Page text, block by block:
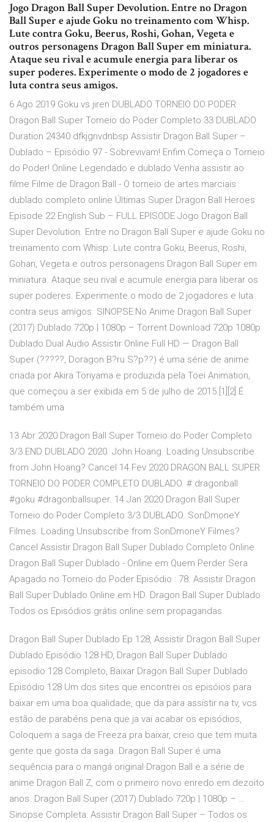
Jogo Dragon Ball Super Devolution. Entre no Dragon
Ball Super e ajude Goku no treinamento com Whisp.
Lute contra Goku, Beerus, Roshi, Gohan, Vegeta e
outros personagens Dragon Ball Super em miniatura.
Ataque seu rival e acumule energia para liberar os
super poderes. Experimente o modo de 2 jogadores e
luta contra seus amigos.
6 Ago 2019 Goku vs jiren DUBLADO TORNEIO DO PODER
Dragon Ball Super Torneio do Poder Completo 33 DUBLADO
Duration 24340 dfkjgnvdnbsp Assistir Dragon Ball Super –
Dublado – Episódio 97 - Sobrevivam! Enfim Começa o Torneio
do Poder! Online Legendado e dublado Venha assistir ao
filme Filme de Dragon Ball - O torneio de artes marciais
dublado completo online Últimas Super Dragon Ball Heroes
Episode 22 English Sub – FULL EPISODE Jogo Dragon Ball
Super Devolution. Entre no Dragon Ball Super e ajude Goku no
treinamento com Whisp. Lute contra Goku, Beerus, Roshi,
Gohan, Vegeta e outros personagens Dragon Ball Super em
miniatura. Ataque seu rival e acumule energia para liberar os
super poderes. Experimente o modo de 2 jogadores e luta
contra seus amigos. SINOPSE:No Anime Dragon Ball Super
(2017) Dublado 720p | 1080p – Torrent Download 720p 1080p
Dublado Dual Audio Assistir Online Full HD — Dragon Ball
Super (?????, Doragon B?ru S?p??) é uma série de anime
criada por Akira Toriyama e produzida pela Toei Animation,
que começou a ser exibida em 5 de julho de 2015.[1][2] É
também uma
13 Abr 2020 Dragon Ball Super Torneio do Poder Completo
3/3 END DUBLADO 2020. John Hoang. Loading Unsubscribe
from John Hoang? Cancel 14 Fev 2020 DRAGON BALL SUPER
TORNEIO DO PODER COMPLETO DUBLADO. # dragonball
#goku #dragonballsuper. 14 Jan 2020 Dragon Ball Super
Torneio do Poder Completo 3/3 DUBLADO. SonDmoneY
Filmes. Loading Unsubscribe from SonDmoneY Filmes?
Cancel Assistir Dragon Ball Super Dublado Completo Online
Dragon Ball Super Dublado - Online em Quem Perder Sera
Apagado no Torneio do Poder Episódio : 78. Assistir Dragon
Ball Super Dublado Online em HD. Dragon Ball Super Dublado
Todos os Episódios grátis online sem propagandas.
Dragon Ball Super Dublado Ep 128, Assistir Dragon Ball Super
Dublado Episódio 128 HD, Dragon Ball Super Dublado
episodio 128 Completo, Baixar Dragon Ball Super Dublado
Episódio 128 Um dos sites que encontrei os episóios para
baixar em uma boa qualidade, que da para assistir na tv, vcs
estão de parabéns pena que ja vai acabar os episódios,
Coloquem a saga de Freeza pra baixar, creio que tem muita
gente que gosta da saga. Dragon Ball Super é uma
sequência para o mangá original Dragon Ball e a série de
anime Dragon Ball Z, com o primeiro novo enredo em dezoito
anos. Dragon Ball Super (2017) Dublado 720p | 1080p – …
Sinopse Completa: Assistir Dragon Ball Super – Todos os